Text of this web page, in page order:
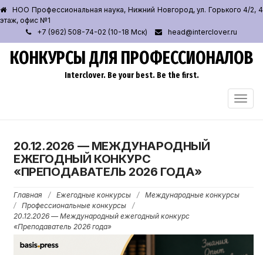
НОО Профессиональная наука, Нижний Новгород, ул. Горького 4/2, 4
этаж, офис №1
+7 (962) 508-74-02 (10-18 Мск)
head@interclover.ru
КОНКУРСЫ ДЛЯ ПРОФЕССИОНАЛОВ
Interclover. Be your best. Be the first.
20.12.2026 — МЕЖДУНАРОДНЫЙ
ЕЖЕГОДНЫЙ КОНКУРС
«ПРЕПОДАВАТЕЛЬ 2026 ГОДА»
Главная / Ежегодные конкурсы /
Международные конкурсы
/
Профессиональные конкурсы
/
20.12.2026 — Международный ежегодный конкурс
«Преподаватель 2026 года»